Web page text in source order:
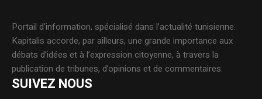
Portail d’information, spécialisé dans l’actualité tunisienne.
Kapitalis accorde, par ailleurs, une grande importance aux
débats d’idées et à l’expression citoyenne, à travers la
publication de tribunes, d’opinions et de commentaires.
SUIVEZ NOUS